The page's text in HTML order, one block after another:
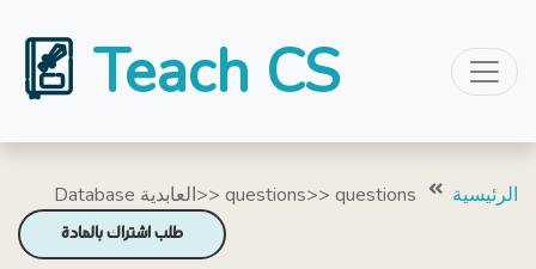
Teach CS
الرئيسية Database العابدية>> questions>> questions
طلب اشتراك بالمادة